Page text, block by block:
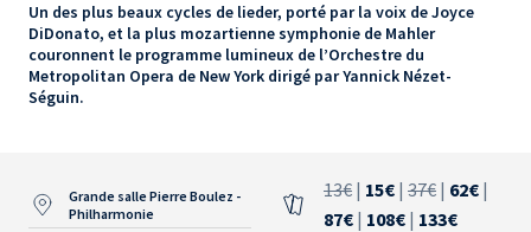
Un des plus beaux cycles de lieder, porté par la voix de Joyce
DiDonato, et la plus mozartienne symphonie de Mahler
couronnent le programme lumineux de l’Orchestre du
Metropolitan Opera de New York dirigé par Yannick Nézet-
Séguin.
Grande salle Pierre Boulez -
Philharmonie
13€ | 15€ | 37€ | 62€ |
87€ | 108€ | 133€